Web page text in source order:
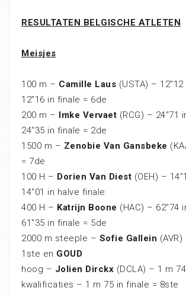
RESULTATEN BELGISCHE ATLETEN
Meisjes
100 m – Camille Laus (USTA) –
12″16 in finale = 6de
200 m – Imke Vervaet (RCG) – 24″71
24″35 in finale = 2de
1500 m – Zenobie Van Gansbeke
= 7de
100 H – Dorien Van Diest (OEH) –
14″01 in halve finale
400 H – Katrijn Boone (HAC) – 62″74
61″35 in finale = 5de
2000 m steeple – Sofie Gallein (AVR)
1ste en GOUD
hoog – Jolien Dirckx (DCLA) – 1 m
kwalificaties – 1 m 75 in finale = 8ste